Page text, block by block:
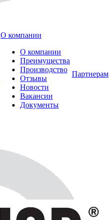
О компании
О компании
Преимущества
Производство
Отзывы
Новости
Вакансии
Документы
Партнерам